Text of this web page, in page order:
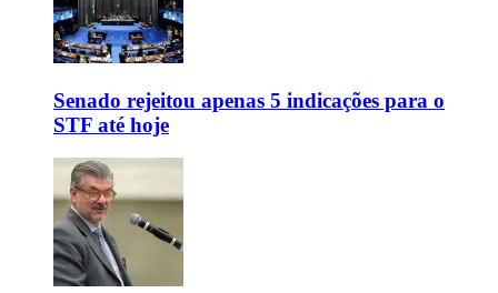
Senado rejeitou apenas 5 indicações para o
STF até hoje